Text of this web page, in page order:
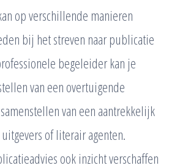
op verschillende manieren
bij het streven naar publicatie
begeleider kan je
van een overtuigende
van een aantrekkelijk
of literair agenten.
ook inzicht verschaffen